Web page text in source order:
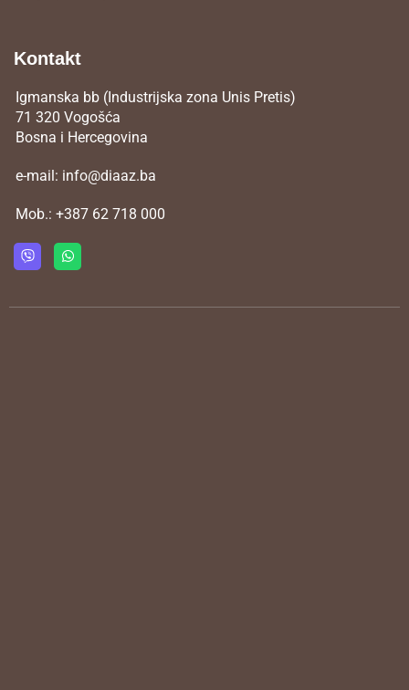
Kontakt
Igmanska bb (Industrijska zona Unis Pretis)
71 320 Vogošća
Bosna i Hercegovina
e-mail: info@diaaz.ba
Mob.: +387 62 718 000